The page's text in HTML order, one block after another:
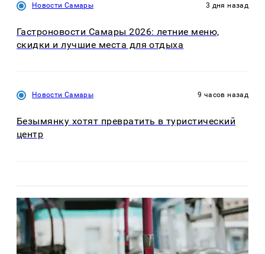
Новости Самары 3 дня назад
Гастроновости Самары 2026: летние меню,
скидки и лучшие места для отдыха
Новости Самары 9 часов назад
Безымянку хотят превратить в туристический
центр